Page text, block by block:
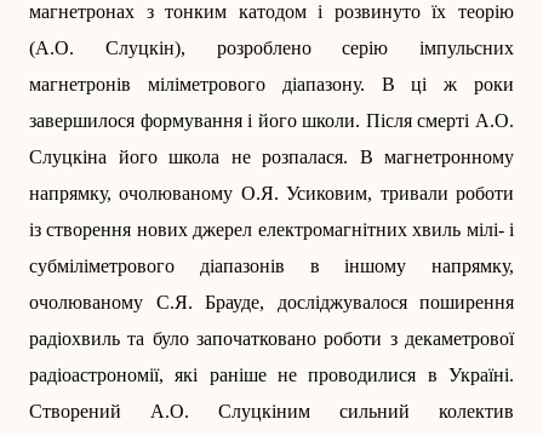
магнетронах з тонким катодом і розвинуто їх теорію
(А.О. Слуцкін), розроблено серію імпульсних
магнетронів міліметрового діапазону. В ці ж роки
завершилося формування і його школи. Після смерті А.О.
Слуцкіна його школа не розпалася. В магнетронному
напрямку, очолюваному О.Я. Усиковим, тривали роботи
із створення нових джерел електромагнітних хвиль мілі- і
субміліметрового діапазонів в іншому напрямку,
очолюваному С.Я. Брауде, досліджувалося поширення
радіохвиль та було започатковано роботи з декаметрової
радіоастрономії, які раніше не проводилися в Україні.
Створений А.О. Слуцкіним сильний колектив